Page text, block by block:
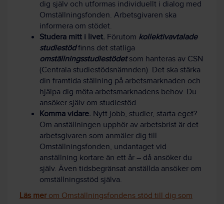
dig själv och utformas individuellt i dialog med
Omställningsfonden. Arbetsgivaren ska
informera om stödet.
Studera mitt i livet. Förutom kollektivavtalade
studiestödfinns det statliga
omställningsstudiestödet som hanteras av CSN
(Centrala studiestödsnämnden). Det ska stärka
din framtida ställning på arbetsmarknaden och
hjälpa dig möta arbetsmarknadens behov. Du
ansöker själv om studiestöd.
Komma vidare. Nytt jobb, studier, starta eget?
Om anställningen upphör av arbetsbrist är det
arbetsgivaren som anmäler dig till
Omställningsfonden, undantaget vid
anställning kortare än ett år – då ansöker du
själv. Även tidsbegränsat anställda ansöker om
omställningsstöd själva.
Läs merom Omställningsfondens stöd till dig som